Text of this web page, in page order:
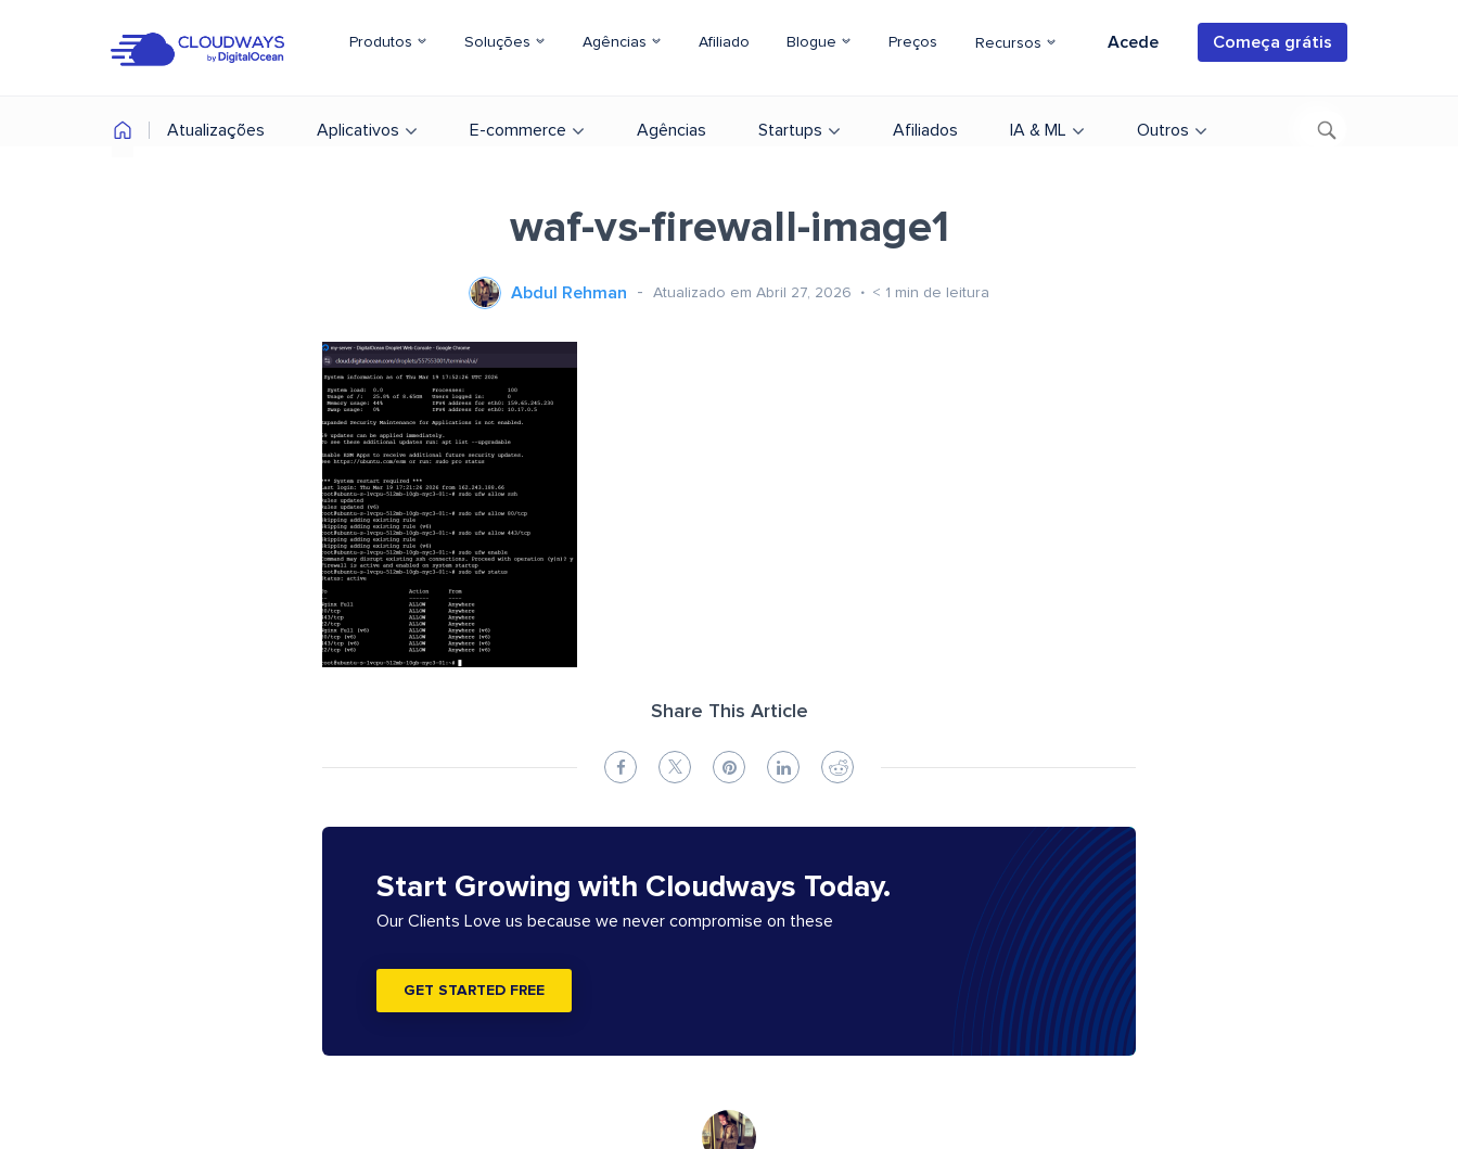
Produtos Soluções Agências Afiliado Blogue Preços Recursos Acede Começa grátis
Atualizações Aplicativos E-commerce Agências Startups Afiliados IA & ML Outros
waf-vs-firewall-image1
Abdul Rehman Atualizado em Abril 27, 2026 < 1 min de leitura
Share This Article
Start Growing with Cloudways Today.
Our Clients Love us because we never compromise on these
GET STARTED FREE